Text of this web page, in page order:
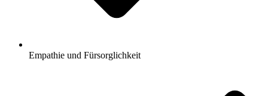
Empathie und Fürsorglichkeit